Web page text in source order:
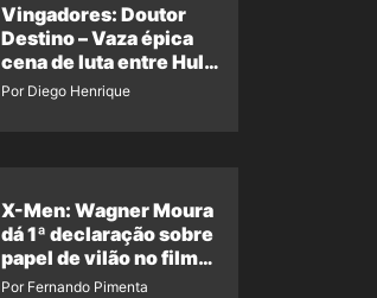
Vingadores: Doutor
Destino – Vaza épica
cena de luta entre Hulk
e o Coisa
Por Diego Henrique
X-Men: Wagner Moura
dá 1ª declaração sobre
papel de vilão no filme
da Marvel
Por Fernando Pimenta